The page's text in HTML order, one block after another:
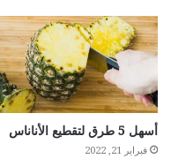
أسهل 5 طرق لتقطيع الأناناس
فبراير 21, 2022